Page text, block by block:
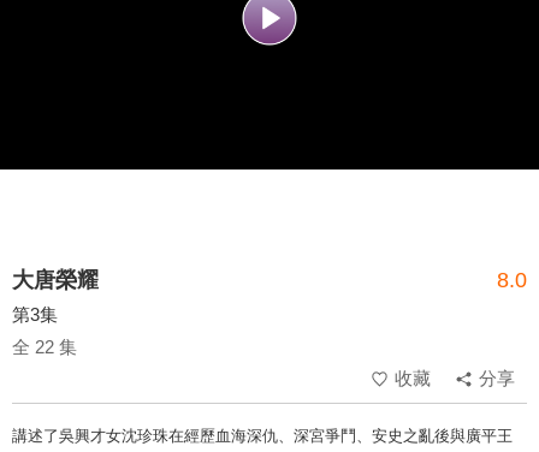
大唐榮耀 8.0
第3集
全 22 集
收藏
分享
講述了吳興才女沈珍珠在經歷血海深仇、深宮爭鬥、安史之亂後與廣平王